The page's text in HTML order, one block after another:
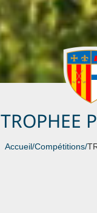
TROPHEE
Accueil /Compétitions/